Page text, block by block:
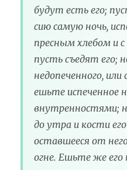
будут есть его;
сию самую ночь,
пресным хлебом и
пусть съедят его;
недопеченного, или
ешьте испеченное
внутренностями;
до утра и кости
оставшееся от
огне. Ешьте же